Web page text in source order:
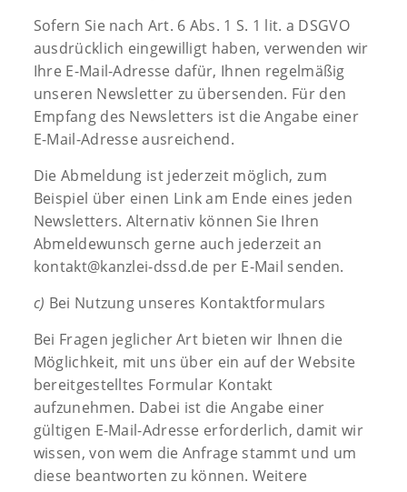
Sofern Sie nach Art. 6 Abs. 1 S. 1 lit. a DSGVO
ausdrücklich eingewilligt haben, verwenden wir
Ihre E-Mail-Adresse dafür, Ihnen regelmäßig
unseren Newsletter zu übersenden. Für den
Empfang des Newsletters ist die Angabe einer
E-Mail-Adresse ausreichend.
Die Abmeldung ist jederzeit möglich, zum
Beispiel über einen Link am Ende eines jeden
Newsletters. Alternativ können Sie Ihren
Abmeldewunsch gerne auch jederzeit an
kontakt@kanzlei-dssd.de per E-Mail senden.
c) Bei Nutzung unseres Kontaktformulars
Bei Fragen jeglicher Art bieten wir Ihnen die
Möglichkeit, mit uns über ein auf der Website
bereitgestelltes Formular Kontakt
aufzunehmen. Dabei ist die Angabe einer
gültigen E-Mail-Adresse erforderlich, damit wir
wissen, von wem die Anfrage stammt und um
diese beantworten zu können. Weitere